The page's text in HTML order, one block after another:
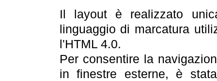
Il layout è realizzato
linguaggio di marcatura
l'HTML 4.0.
Per consentire la
in finestre esterne, è